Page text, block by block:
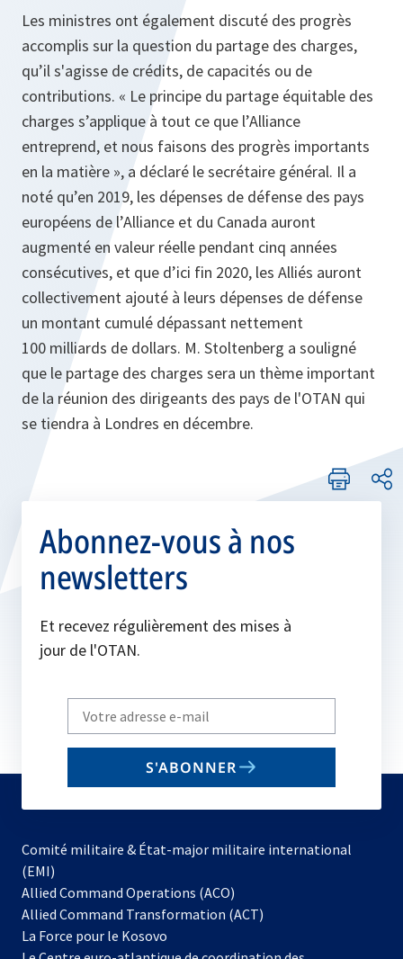
Les ministres ont également discuté des progrès
accomplis sur la question du partage des charges,
qu’il s'agisse de crédits, de capacités ou de
contributions. « Le principe du partage équitable des
charges s’applique à tout ce que l’Alliance
entreprend, et nous faisons des progrès importants
en la matière », a déclaré le secrétaire général. Il a
noté qu’en 2019, les dépenses de défense des pays
européens de l’Alliance et du Canada auront
augmenté en valeur réelle pendant cinq années
consécutives, et que d’ici fin 2020, les Alliés auront
collectivement ajouté à leurs dépenses de défense
un montant cumulé dépassant nettement
100 milliards de dollars. M. Stoltenberg a souligné
que le partage des charges sera un thème important
de la réunion des dirigeants des pays de l'OTAN qui
se tiendra à Londres en décembre.
Abonnez-vous à nos
newsletters
Et recevez régulièrement des mises à
jour de l'OTAN.
Write
your
email
S'ABONNER
Comité militaire & État-major militaire international
(EMI)
Allied Command Operations (ACO)
dans
Allied Command Transformation (ACT)
La Force pour le Kosovo